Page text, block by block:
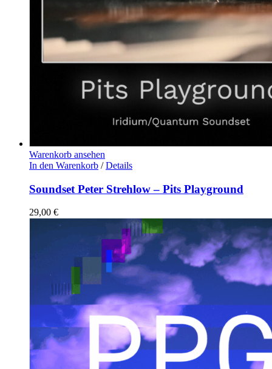
Warenkorb ansehen
In den Warenkorb / Details
Soundset Peter Strehlow – Pits Playground
29,00 €